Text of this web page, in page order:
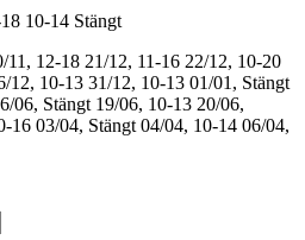
10-14 Stängt
11, 12-18 21/12, 11-16 22/12, 10-20
12, 10-13 31/12, 10-13 01/01, Stängt
06, Stängt 19/06, 10-13 20/06,
16 03/04, Stängt 04/04, 10-14 06/04,